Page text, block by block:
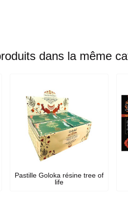
dans la même
Pastille Goloka résine tree of
life